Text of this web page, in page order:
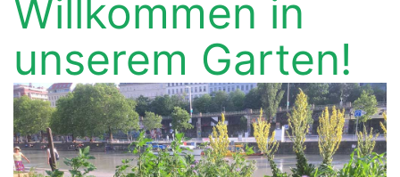
Willkommen in
unserem Garten!